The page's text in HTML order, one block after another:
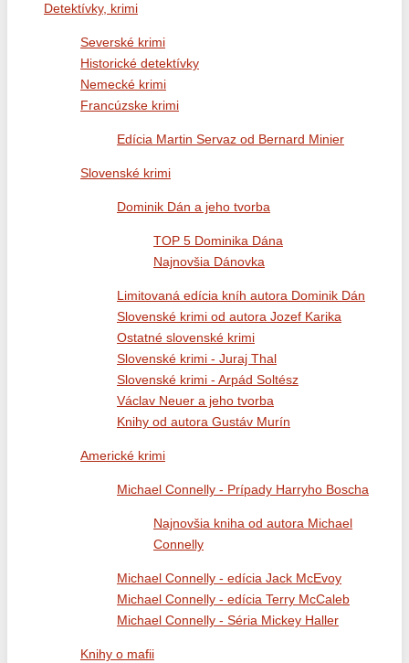
Detektívky, krimi
Severské krimi
Historické detektívky
Nemecké krimi
Francúzske krimi
Edícia Martin Servaz od Bernard Minier
Slovenské krimi
Dominik Dán a jeho tvorba
TOP 5 Dominika Dána
Najnovšia Dánovka
Limitovaná edícia kníh autora Dominik Dán
Slovenské krimi od autora Jozef Karika
Ostatné slovenské krimi
Slovenské krimi - Juraj Thal
Slovenské krimi - Arpád Soltész
Václav Neuer a jeho tvorba
Knihy od autora Gustáv Murín
Americké krimi
Michael Connelly - Prípady Harryho Boscha
Najnovšia kniha od autora Michael
Connelly
Michael Connelly - edícia Jack McEvoy
Michael Connelly - edícia Terry McCaleb
Michael Connelly - Séria Mickey Haller
Knihy o mafii